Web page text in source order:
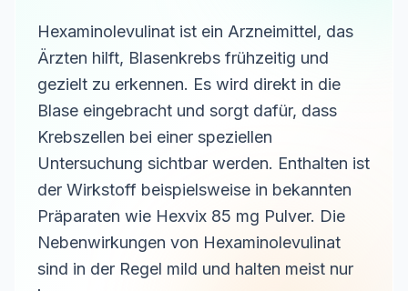
Hexaminolevulinat ist ein Arzneimittel, das
Ärzten hilft, Blasenkrebs frühzeitig und
gezielt zu erkennen. Es wird direkt in die
Blase eingebracht und sorgt dafür, dass
Krebszellen bei einer speziellen
Untersuchung sichtbar werden. Enthalten ist
der Wirkstoff beispielsweise in bekannten
Präparaten wie Hexvix 85 mg Pulver. Die
Nebenwirkungen von Hexaminolevulinat
sind in der Regel mild und halten meist nur